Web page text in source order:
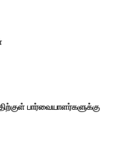
பார்வையாளர்களுக்கு